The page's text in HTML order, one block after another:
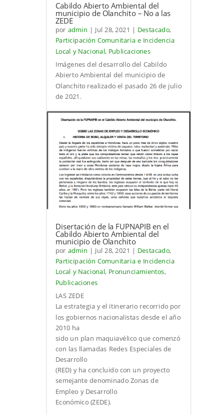
Cabildo Abierto Ambiental del
municipio de Olanchito – No a las
ZEDE
por admin | Jul 28, 2021 | Destacado,
Participación Comunitaria e Incidencia
Local y Nacional, Publicaciones
Imágenes del desarrollo del Cabildo
Abierto Ambiental del municipio de
Olanchito realizado el pasado 26 de julio
de 2021.
Disertación de la FUPNAPIB en el
Cabildo Abierto Ambiental del
municipio de Olanchito
por admin | Jul 28, 2021 | Destacado,
Participación Comunitaria e Incidencia
Local y Nacional, Pronunciamientos,
Publicaciones
LAS ZEDE
La estrategia y el itinerario recorrido por
los gobiernos nacionalistas desde el año
2010 ha
sido un plan maquiavélico que comenzó
con las llamadas Redes Especiales de
Desarrollo
(RED) y ha concluido con un proyecto
semejante denominado Zonas de
Empleo y Desarrollo
Económico (ZEDE).